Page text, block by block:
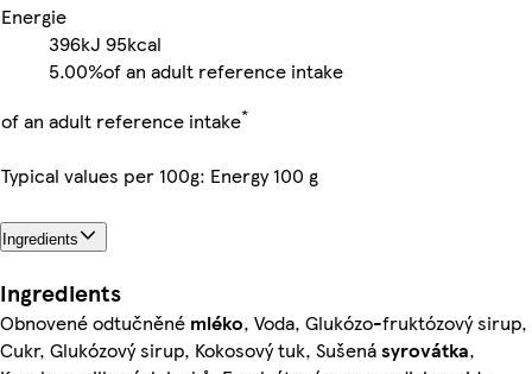
Energie
396kJ 95kcal
5.00%of an adult reference intake
of an adult reference intake*
Typical values per 100g: Energy 100 g
Ingredients
Ingredients
Obnovené odtučněné mléko, Voda, Glukózo-fruktózový sirup,
Cukr, Glukózový sirup, Kokosový tuk, Sušenásyrovátka,